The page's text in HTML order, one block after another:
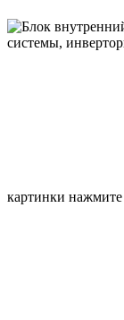
картинки